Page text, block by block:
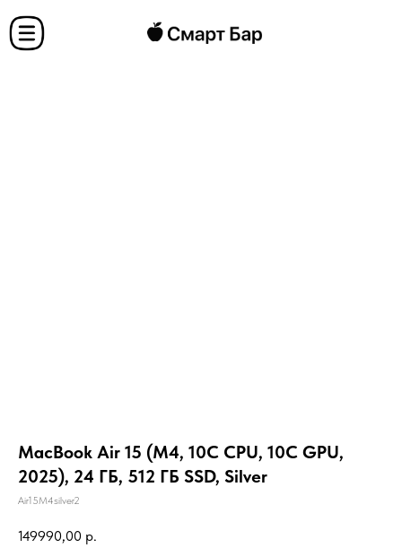
MacBook Air 15 (M4, 10C CPU, 10C GPU,
2025), 24 ГБ, 512 ГБ SSD, Silver
Air15M4silver2
149990,00 р.